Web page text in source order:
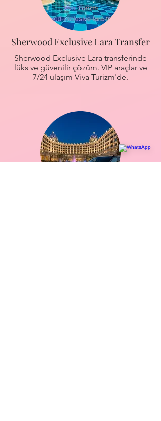
Sherwood Exclusive Lara Transfer
Sherwood Exclusive Lara transferinde
lüks ve güvenilir çözüm. VIP araçlar ve
7/24 ulaşım Viva Turizm'de.